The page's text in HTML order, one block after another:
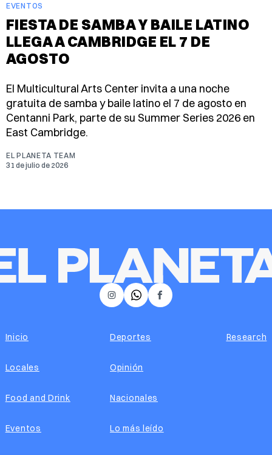
EVENTOS
FIESTA DE SAMBA Y BAILE LATINO
LLEGA A CAMBRIDGE EL 7 DE
AGOSTO
El Multicultural Arts Center invita a una noche
gratuita de samba y baile latino el 7 de agosto en
Centanni Park, parte de su Summer Series 2026 en
East Cambridge.
EL PLANETA TEAM
31 de julio de 2026
𝕏 Facebook
Instagram
Inicio
Locales
Food and Drink
Eventos
Deportes
Opinión
Nacionales
Lo más leído
Research